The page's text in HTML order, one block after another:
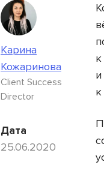
Карина
Кожаринова
Client Success
Director
Дата
25.06.2020